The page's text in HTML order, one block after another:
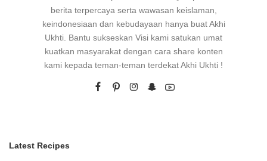
berita terpercaya serta wawasan keislaman,
keindonesiaan dan kebudayaan hanya buat Akhi
Ukhti. Bantu sukseskan Visi kami satukan umat
kuatkan masyarakat dengan cara share konten
kami kepada teman-teman terdekat Akhi Ukhti !
Latest Recipes